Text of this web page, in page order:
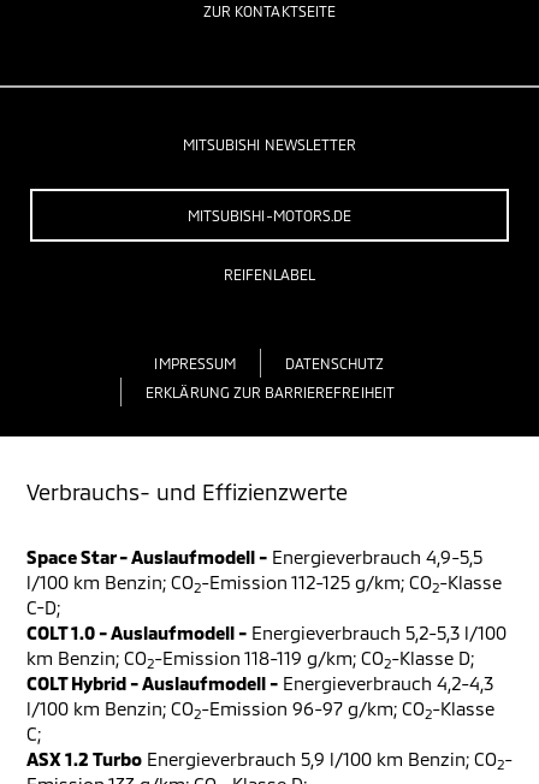
ZUR KONTAKTSEITE
MITSUBISHI NEWSLETTER
MITSUBISHI-MOTORS.DE
REIFENLABEL
IMPRESSUM
DATENSCHUTZ
ERKLÄRUNG ZUR BARRIEREFREIHEIT
Verbrauchs- und Effizienzwerte
Space Star - Auslaufmodell - Energieverbrauch 4,9-5,5
l/100 km Benzin; CO2-Emission 112-125 g/km; CO2-Klasse
C-D;
COLT 1.0 - Auslaufmodell - Energieverbrauch 5,2-5,3 l/100
km Benzin; CO2-Emission 118-119 g/km; CO2-Klasse D;
COLT Hybrid - Auslaufmodell - Energieverbrauch 4,2-4,3
l/100 km Benzin; CO2-Emission 96-97 g/km; CO2-Klasse
C;
ASX 1.2 Turbo Energieverbrauch 5,9 l/100 km Benzin; CO2-